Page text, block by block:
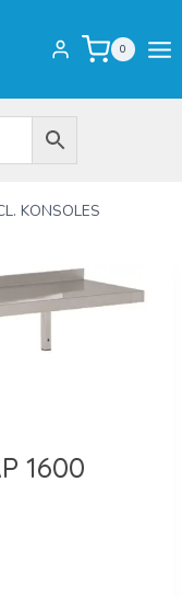
0
KONSOLES
1600